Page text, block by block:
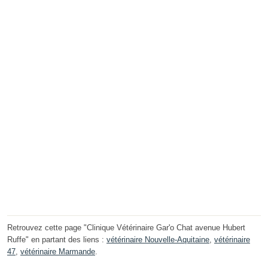
Retrouvez cette page "Clinique Vétérinaire Gar'o Chat avenue Hubert
Ruffe" en partant des liens : vétérinaire Nouvelle-Aquitaine, vétérinaire
47, vétérinaire Marmande.